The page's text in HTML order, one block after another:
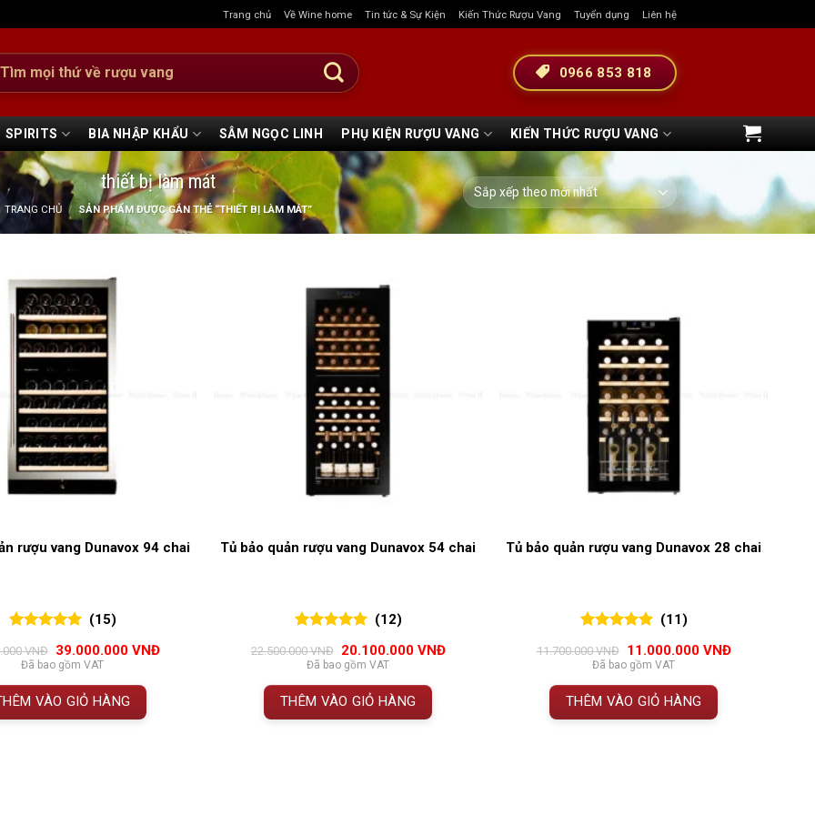
Trang chủ Về Wine home Tin tức & Sự Kiện Kiến Thức Rượu Vang Tuyển dụng Liên hệ
0966 853 818
SPIRITS BIA NHẬP KHẨU SÂM NGỌC LINH PHỤ KIỆN RƯỢU VANG KIẾN THỨC RƯỢU VANG
thiết bị làm mát
TRANG CHỦ / SẢN PHẨM ĐƯỢC GẮN THẺ “THIẾT BỊ LÀM MÁT”
rượu vang Dunavox 94 chai
đánh giá
(15)
VNĐ
Giá
gốc
là:
42.500.000 VNĐ.
39.000.000 VNĐGiá
Đã bao gồm VAT
VÀO GIỎ HÀNG
Tủ bảo quản rượu vang Dunavox 54 chai
đánh giá
(12)
22.500.000VNĐ
Giá
gốc
là:
22.500.000 VNĐ.
20.100.000 VNĐGiá
Đã bao gồm VAT
THÊM VÀO GIỎ HÀNG
Tủ bảo quản rượu vang Dunavox 28 chai
đánh giá
(11)
11.700.000VNĐ
Giá
gốc
là:
11.700.000 VNĐ.
11.000.000 VNĐGiá
Đã bao gồm VAT
THÊM VÀO GIỎ HÀNG